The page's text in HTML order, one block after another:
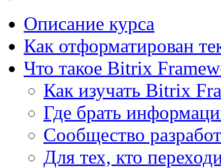
Описание курса
Как отформатирован
Что такое Bitrix
Как изучать Bitrix
Где брать
Сообщество
Для тех, кто